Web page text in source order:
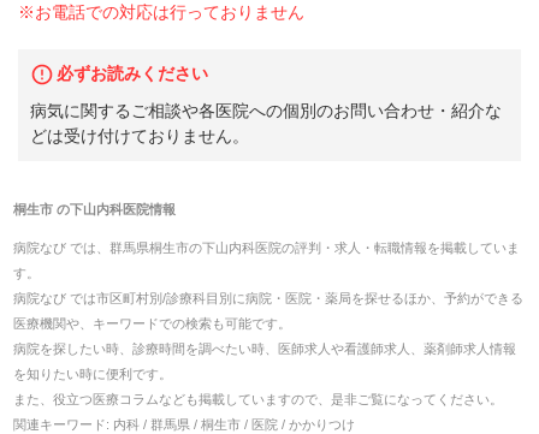
※お電話での対応は行っておりません
必ずお読みください
病気に関するご相談や各医院への個別のお問い合わせ・紹介な
どは受け付けておりません。
桐生市の下山内科医院情報
病院なび では、 群馬県桐生市の下山内科医院の評判・求人・転職情報を掲載していま
す。
病院なび では市区町村別/診療科目別に病院・医院・薬局を探せるほか、予約ができる
医療機関や、キーワードでの検索も可能です。
病院を探したい時、診療時間を調べたい時、医師求人や看護師求人、薬剤師求人情報
を知りたい時に便利です。
また、役立つ医療コラムなども掲載していますので、是非ご覧になってください。
関連キーワード: 内科 / 群馬県 / 桐生市 / 医院 / かかりつけ